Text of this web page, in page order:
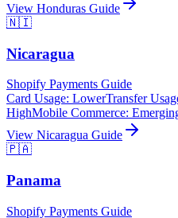
View Honduras Guide
🇳🇮
Nicaragua
Shopify Payments Guide
Card Usage: LowerTransfer
HighMobile Commerce:
View Nicaragua Guide
🇵🇦
Panama
Shopify Payments Guide